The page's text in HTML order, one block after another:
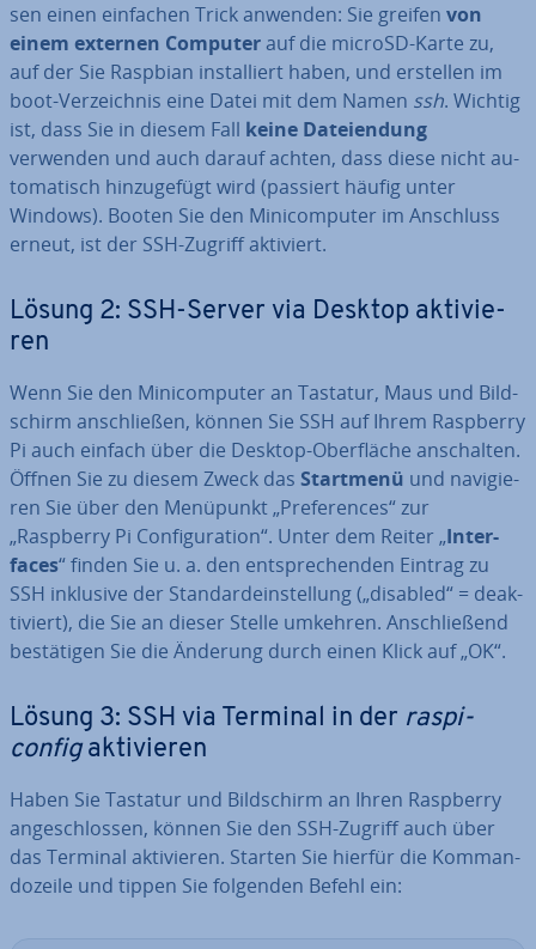
sen einen einfachen Trick anwenden: Sie greifen von
einem externen Computerauf die microSD-Karte zu,
auf der Sie Raspbian in­stal­liert haben, und erstellen im
boot-Ver­zeich­nis eine Datei mit dem Namen ssh. Wichtig
ist, dass Sie in diesem Fall keine Da­tei­endung
verwenden und auch darauf achten, dass diese nicht au­
to­ma­tisch hin­zu­ge­fügt wird (passiert häufig unter
Windows). Booten Sie den Mi­ni­com­pu­ter im Anschluss
erneut, ist der SSH-Zugriff aktiviert.
Lösung 2: SSH-Server via Desktop ak­ti­vie­
ren
Wenn Sie den Mi­ni­com­pu­ter an Tastatur, Maus und Bild­
schirm an­schlie­ßen, können Sie SSH auf Ihrem Raspberry
Pi auch einfach über die Desktop-Ober­flä­che an­schal­ten.
Öffnen Sie zu diesem Zweck das Startmenü und na­vi­gie­
ren Sie über den Menüpunkt „Pre­fe­ren­ces“ zur
„Raspberry Pi Con­fi­gu­ra­ti­on“. Unter dem Reiter „In­ter­
faces“ finden Sie u. a. den ent­spre­chen­den Eintrag zu
SSH inklusive der Stan­dard­ein­stel­lung („disabled“ = de­ak­
ti­viert), die Sie an dieser Stelle umkehren. An­schlie­ßend
be­stä­ti­gen Sie die Änderung durch einen Klick auf „OK“.
Lösung 3: SSH via Terminal in der raspi-
configak­ti­vie­ren
Haben Sie Tastatur und Bild­schirm an Ihren Raspberry
an­ge­schlos­sen, können Sie den SSH-Zugriff auch über
das Terminal ak­ti­vie­ren. Starten Sie hierfür die Kom­man­
do­zei­le und tippen Sie folgenden Befehl ein: